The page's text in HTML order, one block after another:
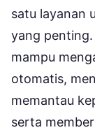
satu layanan
yang penting.
mampu
otomatis,
memantau
serta